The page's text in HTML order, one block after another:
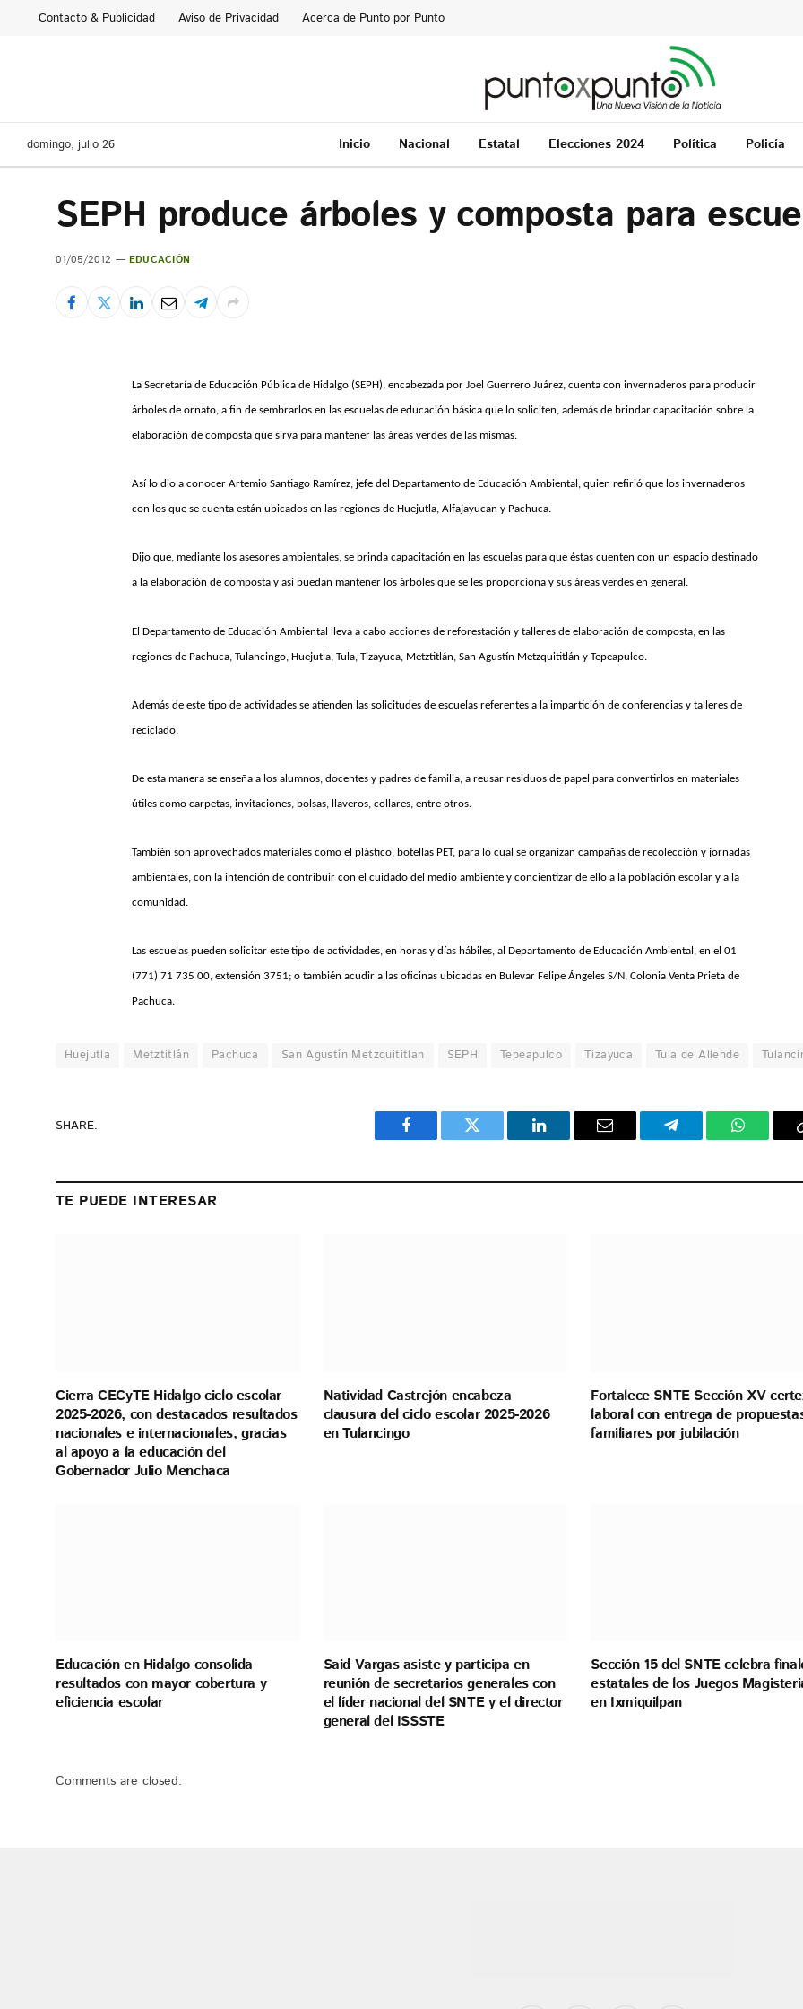
Contacto & Publicidad Aviso de Privacidad Acerca de Punto por Punto
domingo, julio 26 Inicio Nacional Estatal Elecciones 2024 Política Policía
SEPH produce árboles y composta para
01/05/2012 EDUCACIÓN
La Secretaría de Educación Pública de Hidalgo (SEPH), encabezada por Joel Guerrero Juárez, cuenta con invernaderos para producir
árboles de ornato, a fin de sembrarlos en las escuelas de educación básica que lo soliciten, además de brindar capacitación sobre la
elaboración de composta que sirva para mantener las áreas verdes de las mismas.
Así lo dio a conocer Artemio Santiago Ramírez, jefe del Departamento de Educación Ambiental, quien refirió que los invernaderos
con los que se cuenta están ubicados en las regiones de Huejutla, Alfajayucan y Pachuca.
Dijo que, mediante los asesores ambientales, se brinda capacitación en las escuelas para que éstas cuenten con un espacio destinado
a la elaboración de composta y así puedan mantener los árboles que se les proporciona y sus áreas verdes en general.
El Departamento de Educación Ambiental lleva a cabo acciones de reforestación y talleres de elaboración de composta, en las
regiones de Pachuca, Tulancingo, Huejutla, Tula, Tizayuca, Metztitlán, San Agustín Metzquititlán y Tepeapulco.
Además de este tipo de actividades se atienden las solicitudes de escuelas referentes a la impartición de conferencias y talleres de
reciclado.
De esta manera se enseña a los alumnos, docentes y padres de familia, a reusar residuos de papel para convertirlos en materiales
útiles como carpetas, invitaciones, bolsas, llaveros, collares, entre otros.
También son aprovechados materiales como el plástico, botellas PET, para lo cual se organizan campañas de recolección y jornadas
ambientales, con la intención de contribuir con el cuidado del medio ambiente y concientizar de ello a la población escolar y a la
comunidad.
Las escuelas pueden solicitar este tipo de actividades, en horas y días hábiles, al Departamento de Educación Ambiental, en el 01
(771) 71 735 00, extensión 3751; o también acudir a las oficinas ubicadas en Bulevar Felipe Ángeles S/N, Colonia Venta Prieta de
Pachuca.
Huejutla Metztitlán Pachuca San Agustín Metzquititlan SEPH Tepeapulco Tizayuca Tula de Allende
SHARE.
Facebook Twitter LinkedIn Email Telegram
TE PUEDE INTERESAR
Cierra CECyTE Hidalgo ciclo escolar
2025-2026, con destacados resultados
nacionales e internacionales, gracias
al apoyo a la educación del
Gobernador Julio Menchaca
Natividad Castrejón encabeza
clausura del ciclo escolar 2025-2026
en Tulancingo
Fortalece SNTE Sección XV
laboral con entrega de
familiares por jubilación
Educación en Hidalgo consolida
resultados con mayor cobertura y
eficiencia escolar
Said Vargas asiste y participa en
reunión de secretarios generales con
el líder nacional del SNTE y el director
general del ISSSTE
Sección 15 del SNTE celebra
estatales de los Juegos
en Ixmiquilpan
Comments are closed.